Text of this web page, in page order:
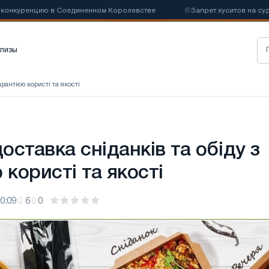
в Соединенном Королевстве Запрет хуситов на
користі та якості
сніданків та обіду з
користі та якості
6 0